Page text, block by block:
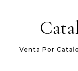
Venta Por